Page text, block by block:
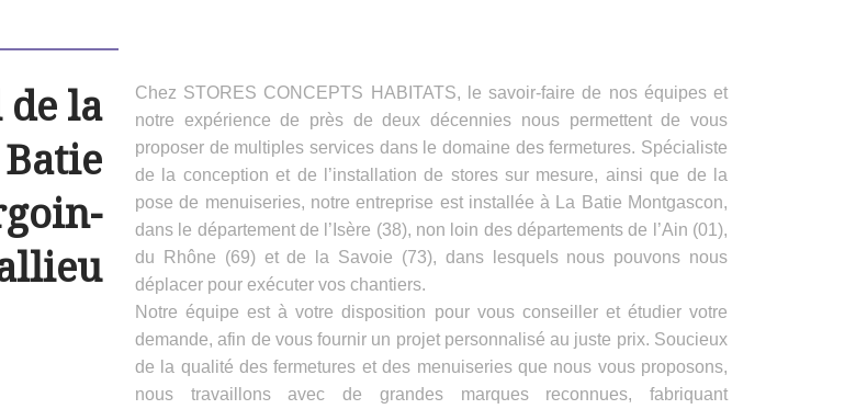
la
Chez STORES CONCEPTS HABITATS, le savoir-faire de nos équipes et
notre expérience de près de deux décennies nous permettent de vous
proposer de multiples services dans le domaine des fermetures. Spécialiste
de la conception et de l’installation de stores sur mesure, ainsi que de la
pose de menuiseries, notre entreprise est installée à La Batie Montgascon,
dans le département de l’Isère (38), non loin des départements de l’Ain (01),
du Rhône (69) et de la Savoie (73), dans lesquels nous pouvons nous
déplacer pour exécuter vos chantiers.
Notre équipe est à votre disposition pour vous conseiller et étudier votre
demande, afin de vous fournir un projet personnalisé au juste prix. Soucieux
de la qualité des fermetures et des menuiseries que nous vous proposons,
nous travaillons avec de grandes marques reconnues, fabriquant